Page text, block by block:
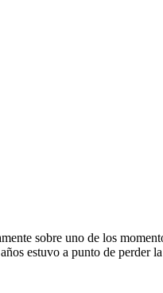
sobre uno de los
estuvo a punto de